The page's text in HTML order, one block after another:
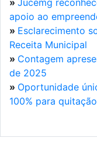
» Jucemg
apoio ao
» Esclarecimento
Receita Municipal
» Contagem
de 2025
» Oportunidade
100% para